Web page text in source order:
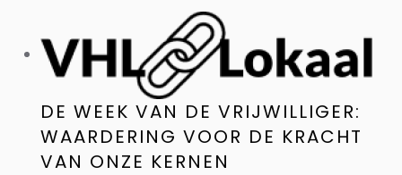
DE WEEK VAN DE VRIJWILLIGER:
WAARDERING VOOR DE KRACHT
VAN ONZE KERNEN